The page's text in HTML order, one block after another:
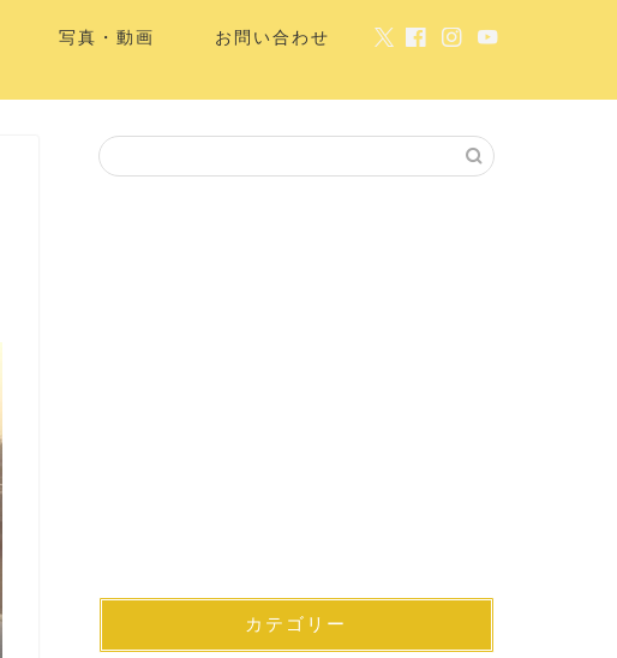
写真・動画 お問い合わせ
カテゴリー